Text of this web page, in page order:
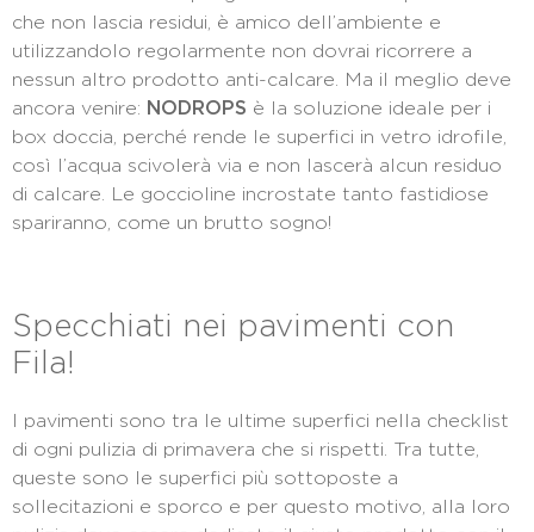
che non lascia residui, è amico dell’ambiente e
utilizzandolo regolarmente non dovrai ricorrere a
nessun altro prodotto anti-calcare. Ma il meglio deve
ancora venire: NODROPS è la soluzione ideale per i
box doccia, perché rende le superfici in vetro idrofile,
così l’acqua scivolerà via e non lascerà alcun residuo
di calcare. Le goccioline incrostate tanto fastidiose
spariranno, come un brutto sogno!
Specchiati nei pavimenti con
Fila!
I pavimenti sono tra le ultime superfici nella checklist
di ogni pulizia di primavera che si rispetti. Tra tutte,
queste sono le superfici più sottoposte a
sollecitazioni e sporco e per questo motivo, alla loro